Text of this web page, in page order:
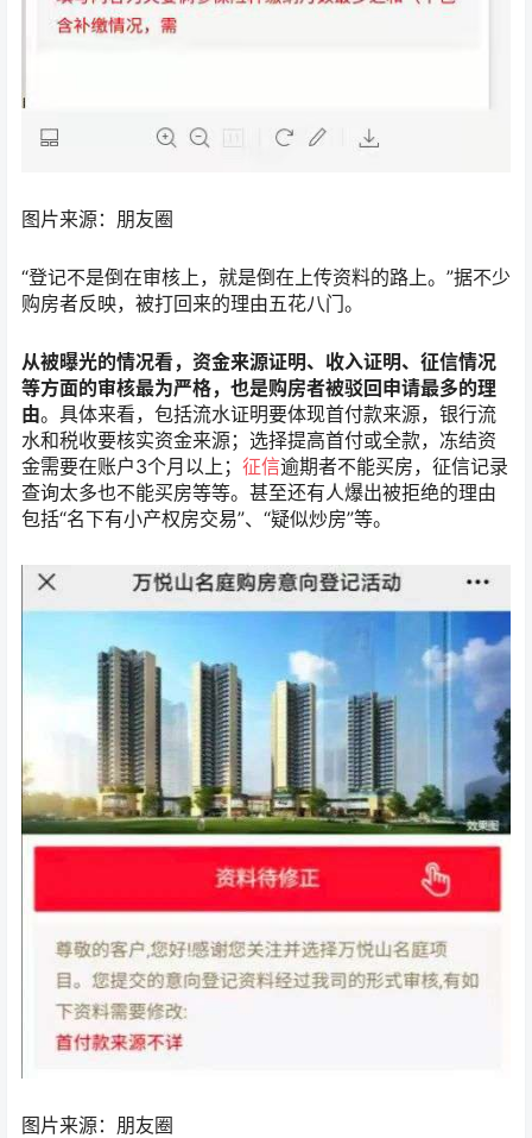
图片来源：朋友圈
“登记不是倒在审核上，就是倒在上传资料的路上。”据不少
购房者反映，被打回来的理由五花八门。
从被曝光的情况看，资金来源证明、收入证明、征信情况
等方面的审核最为严格，也是购房者被驳回申请最多的理
由。具体来看，包括流水证明要体现首付款来源，银行流
水和税收要核实资金来源；选择提高首付或全款，冻结资
金需要在账户3个月以上； 征信逾期者不能买房，征信记录
查询太多也不能买房等等。甚至还有人爆出被拒绝的理由
包括“名下有小产权房交易”、“疑似炒房”等。
图片来源：朋友圈